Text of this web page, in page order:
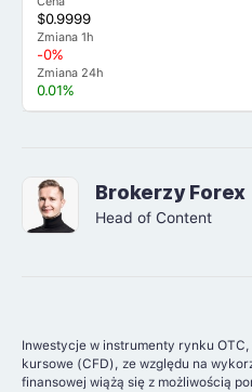
$0.9999
Zmiana 1h
-0%
Zmiana 24h
0.01%
Brokerzy Forex
Head of Content
Inwestycje w instrumenty rynku
kursowe (CFD), ze względu na
finansowej wiążą się z możliwością